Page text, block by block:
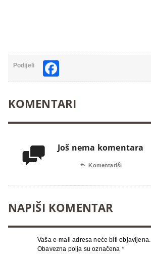
Podijeli
KOMENTARI
 Još nema komentara
 Komentariši
NAPIŠI KOMENTAR
Vaša e-mail adresa neće biti objavljena.
Obavezna polja su označena *